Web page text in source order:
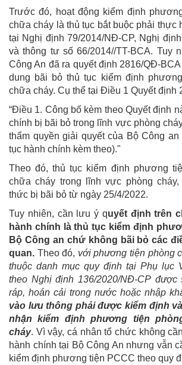
Trước đó, hoạt động kiểm định
chữa cháy là thủ tục bắt buộc phải thực
tại Nghị định 79/2014/NĐ-CP, Nghị
và thông tư số 66/2014//TT-BCA. Tuy
Công An đã ra quyết định 2816/QĐ-
dung bãi bỏ thủ tục kiểm định
chữa cháy. Cụ thể tại Điều 1 Quyết định
“Điều 1. Công bố kèm theo Quyết định
chính bị bãi bỏ trong lĩnh vực phòng
thẩm quyền giải quyết của Bộ Công an
tục hành chính kèm theo)."
Theo đó, thủ tục kiểm định phương
chữa cháy trong lĩnh vực phòng
thức bị bãi bỏ từ ngày 25/4/2022.
Tuy nhiên, cần lưu ý quyết định trên
hành chính là thủ tục kiểm định
Bộ Công an chứ không bãi bỏ các
quan. Theo đó, với phương tiện phòng
thuộc danh mục quy định tại Phụ lục
theo Nghị định 136/2020/NĐ-CP được
ráp, hoán cải trong nước hoặc nhập
vào lưu thông phải được kiểm định
nhận kiểm định phương tiện
cháy. Vì vậy, cá nhân tổ chức không
hành chính tại Bộ Công An nhưng vẫn
kiểm định phương tiện PCCC theo quy